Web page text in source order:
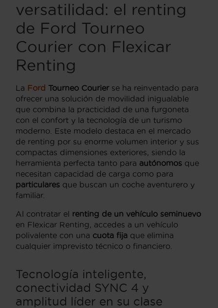
versatilidad: el renting
de Ford Tourneo
Courier con Flexicar
Renting
La Ford Tourneo Courierse ha reinventado para
ofrecer una solución de movilidad inigualable
que combina la practicidad de una furgoneta
con el confort y la tecnología de un turismo
moderno. Este modelo destaca en el mercado
de renting por su enorme volumen interior y sus
compactas dimensiones exteriores, siendo la
herramienta perfecta tanto para autónomos que
necesitan capacidad de carga como para
particulares que buscan un coche aventurero y
familiar.
Al contratar el renting de un vehículo seminuevo
en Flexicar Renting, accedes a un vehículo
polivalente con una cuota fija que elimina
cualquier imprevisto técnico o financiero.
Tecnología inteligente,
conectividad SYNC 4 y
amplitud líder en su clase